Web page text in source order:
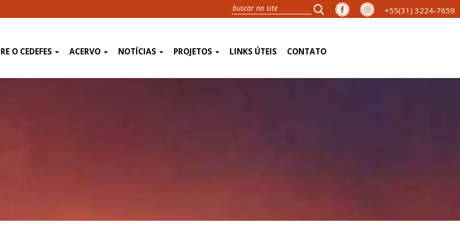
+55(31) 3224-7659
O CEDEFES ACERVO NOTÍCIAS PROJETOS LINKS ÚTEIS CONTATO